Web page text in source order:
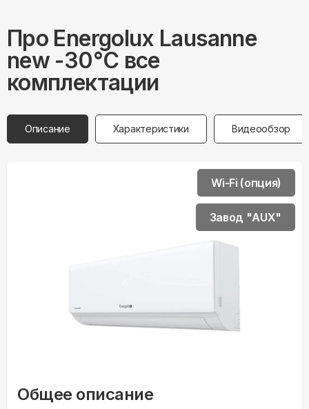
Про Energolux Lausanne
new -30°С все
комплектации
Описание Характеристики Видеообзор
Общее описание
Wi-Fi (опция)
Завод "AUX"